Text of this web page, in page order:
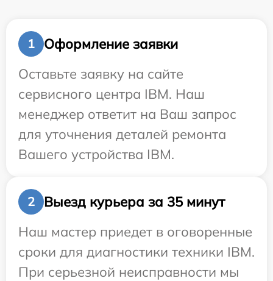
1
Оформление заявки
Оставьте заявку на сайте
сервисного центра IBM. Наш
менеджер ответит на Ваш запрос
для уточнения деталей ремонта
Вашего устройства IBM.
2
Выезд курьера за 35 минут
Наш мастер приедет в оговоренные
сроки для диагностики техники IBM.
При серьезной неисправности мы